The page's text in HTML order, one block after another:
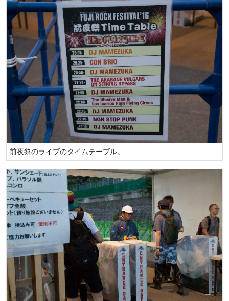
前夜祭のライブのタイムテーブル。